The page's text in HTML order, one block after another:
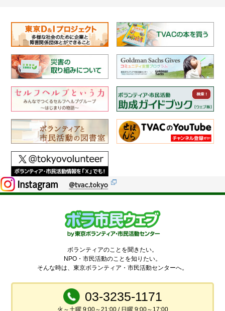
ボランティアのことを聞きたい。
NPO・市民活動のことを知りたい。
そんな時は、東京ボランティア・市民活動センターへ。
03-3235-1171